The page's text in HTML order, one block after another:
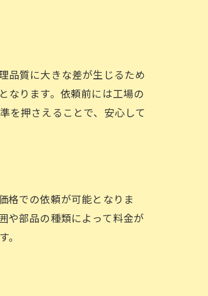
品質に大きな差が生じるため
なります。依頼前には工場の
を押さえることで、安心して
格での依頼が可能となりま
や部品の種類によって料金が